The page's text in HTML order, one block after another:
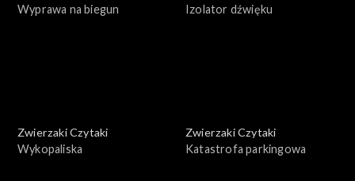
Wyprawa na biegun
Izolator dźwięku
Zwierzaki Czytaki
Wykopaliska
Zwierzaki Czytaki
Katastrofa parkingowa